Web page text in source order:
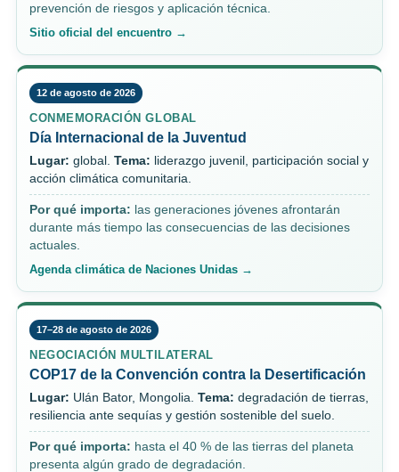
prevención de riesgos y aplicación técnica.
Sitio oficial del encuentro →
12 de agosto de 2026
CONMEMORACIÓN GLOBAL
Día Internacional de la Juventud
Lugar: global. Tema: liderazgo juvenil, participación social y
acción climática comunitaria.
Por qué importa: las generaciones jóvenes afrontarán
durante más tiempo las consecuencias de las decisiones
actuales.
Agenda climática de Naciones Unidas →
17–28 de agosto de 2026
NEGOCIACIÓN MULTILATERAL
COP17 de la Convención contra la Desertificación
Lugar: Ulán Bator, Mongolia. Tema: degradación de tierras,
resiliencia ante sequías y gestión sostenible del suelo.
Por qué importa: hasta el 40 % de las tierras del planeta
presenta algún grado de degradación.